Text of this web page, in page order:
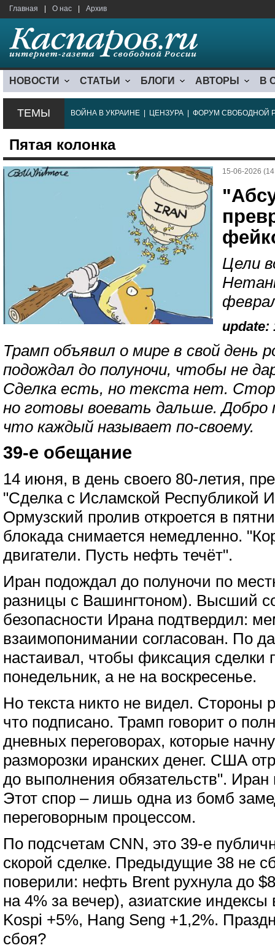
Главная О нас Архив
НОВОСТИ СТАТЬИ БЛОГИ АВТОРЫ В
ТЕМЫ ВОЙНА В УКРАИНЕ ЦЕНЗУРА ФОРУМ СВОБОДНОЙ
Пятая колонка
15-06-2026
Цели
update:
Трамп объявил о мире в свой день
подождал до полуночи, чтобы не
Сделка есть, но текста нет.
но готовы воевать дальше. Добро
что каждый называет по-своему.
39-е обещание
14 июня, в день своего 80-летия,
"Сделка с Исламской Республикой
Ормузский пролив откроется в
блокада снимается немедленно.
двигатели. Пусть нефть течёт".
Иран подождал до полуночи по
разницы c Вашингтоном). Высший
безопасности Ирана подтвердил:
взаимопонимании согласован. По
настаивал, чтобы фиксация сделки
понедельник, а не на воскресенье.
Но текста никто не видел. Стороны
что подписано. Трамп говорит о
дневных переговорах, которые
разморозки иранских денег. США
до выполнения обязательств".
Этот спор – лишь одна из бомб
переговорным процессом.
По подсчетам CNN, это 39-е
скорой сделке. Предыдущие 38 не
поверили: нефть Brent рухнула до
на 4% за вечер), азиатские
Kospi +5%, Hang Seng +1,2%.
сбоя?